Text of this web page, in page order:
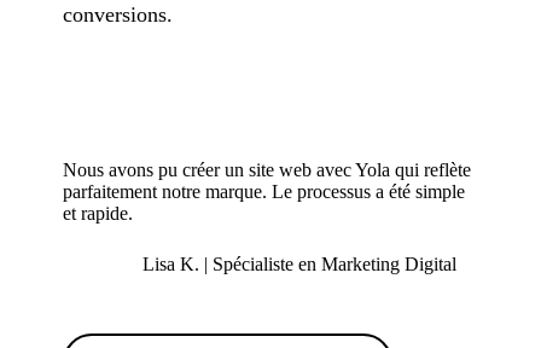
conversions.
Nous avons pu créer un site web avec Yola qui reflète
parfaitement notre marque. Le processus a été simple
et rapide.
Lisa K. | Spécialiste en Marketing Digital